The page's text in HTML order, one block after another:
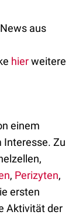
aus
hierweitere
einem
Interesse. Zu
, Perizyten,
ersten
Aktivität der